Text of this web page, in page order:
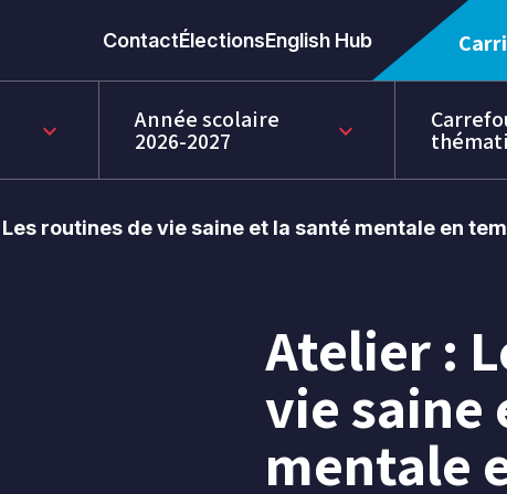
ContactÉlectionsEnglish Hub
keyboard_arrow_down Année scolaire
2026-2027 keyboard_arrow_down
routines de vie saine et la santé mentale en
22
mars
2021
Atelier :
vie saine
mentale